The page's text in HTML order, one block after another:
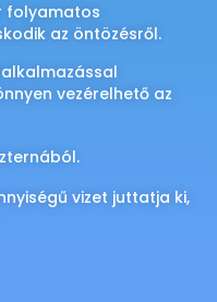
folyamatos
az öntözésről.
vezérelhető az
vizet juttatja ki,